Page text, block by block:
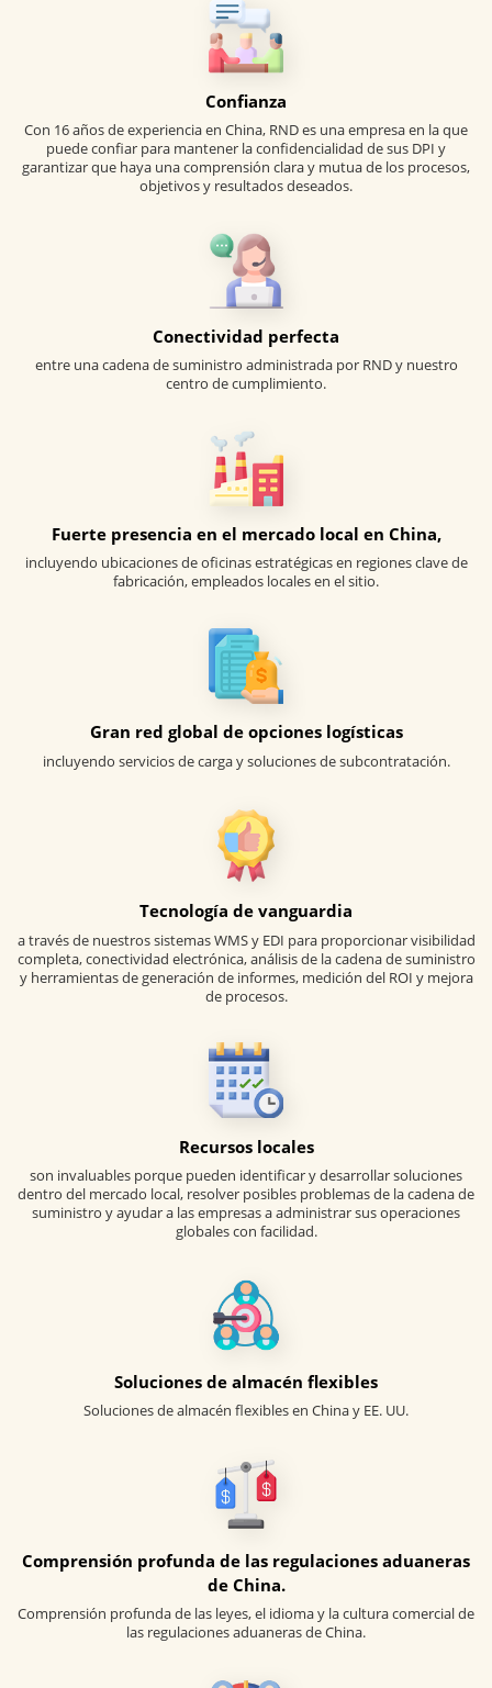
Confianza
Con 16 años de experiencia en China, RND es una empresa en la que
puede confiar para mantener la confidencialidad de sus DPI y
garantizar que haya una comprensión clara y mutua de los procesos,
objetivos y resultados deseados.
Conectividad perfecta
entre una cadena de suministro administrada por RND y nuestro
centro de cumplimiento.
Fuerte presencia en el mercado local en China,
incluyendo ubicaciones de oficinas estratégicas en regiones clave de
fabricación, empleados locales en el sitio.
Gran red global de opciones logísticas
incluyendo servicios de carga y soluciones de subcontratación.
Tecnología de vanguardia
a través de nuestros sistemas WMS y EDI para proporcionar visibilidad
completa, conectividad electrónica, análisis de la cadena de suministro
y herramientas de generación de informes, medición del ROI y mejora
de procesos.
Recursos locales
son invaluables porque pueden identificar y desarrollar soluciones
dentro del mercado local, resolver posibles problemas de la cadena de
suministro y ayudar a las empresas a administrar sus operaciones
globales con facilidad.
Soluciones de almacén flexibles
Soluciones de almacén flexibles en China y EE. UU.
Comprensión profunda de las regulaciones aduaneras
de China.
Comprensión profunda de las leyes, el idioma y la cultura comercial de
las regulaciones aduaneras de China.